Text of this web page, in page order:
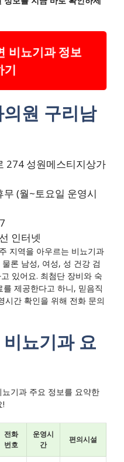
비뇨기과 정보
기
원 구리남
274 성원메스티지상가
무 (월~토요일 운영시
인터넷
지역을 아우르는 비뇨기과
론 남성, 여성, 성 건강 검
있어요. 최첨단 장비와 숙
제공한다고 하니, 믿음직
시간 확인을 위해 전화 문의
뇨기과 요
기과 주요 정보를 요약한
!
전화
번호
운영시
간
편의시설